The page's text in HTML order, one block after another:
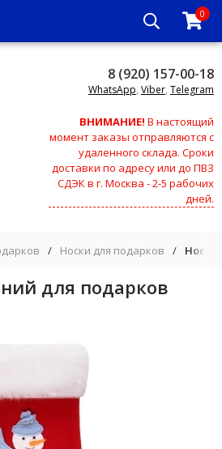
0
8 (920) 157-00-18
WhatsApp, Viber, Telegram
ВНИМАНИЕ! В настоящий
момент заказы отправляются с
удаленного склада. Сроки
доставки по адресу или до ПВЗ
СДЭК в г. Москва - 2-5 рабочих
дней.
/ Носки для подарков / Носок
для подарков